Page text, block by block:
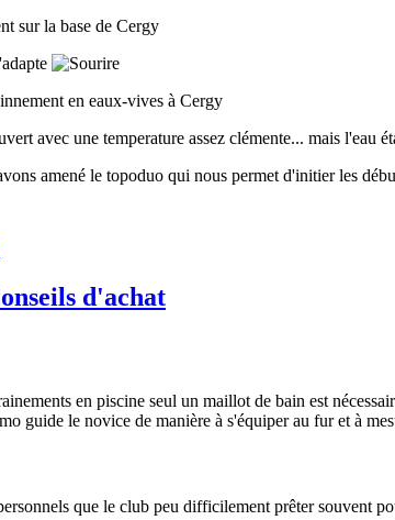
sur la base de Cergy
en eaux-vives à Cergy
avec une temperature assez clémente... mais l'eau
amené le topoduo qui nous permet d'initier les
d'achat
en piscine seul un maillot de bain est
guide le novice de manière à s'équiper au fur et à
que le club peu difficilement prêter souvent